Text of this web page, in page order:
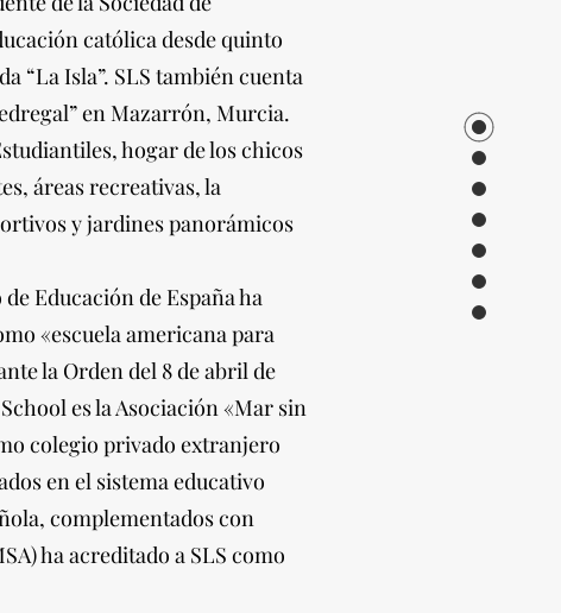
católica desde quinto
“La Isla”. SLS también cuenta
en Mazarrón, Murcia.
hogar de los chicos
áreas recreativas, la
y jardines panorámicos
Educación de España ha
«escuela americana para
la Orden del 8 de abril de
es la Asociación «Mar sin
colegio privado extranjero
en el sistema educativo
complementados con
ha acreditado a SLS como